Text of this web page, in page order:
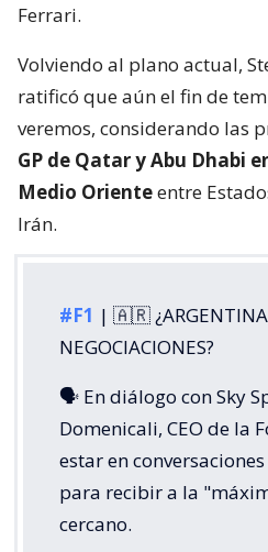
Ferrari.
Volviendo al plano actual,
ratificó que aún el fin de
veremos, considerando las
GP de Qatar y Abu Dhabi
Medio Orienteentre
Irán.
#F1 | 🇦🇷
NEGOCIACIONES?
🗣️ En diálogo con Sky
Domenicali, CEO de la
estar en
para recibir a la
cercano.